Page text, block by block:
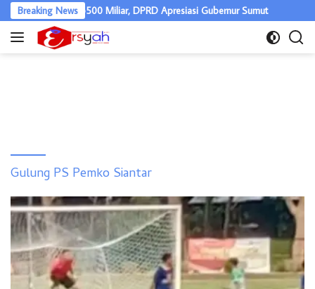
Langsung
ke
Breaking News
Nias Naik Rp500 Miliar, DPRD Apresiasi Gubernur Sumut
Gulung PS Pemko Siantar